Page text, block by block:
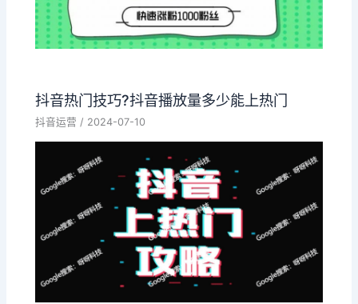
抖音热门技巧?抖音播放量多少能上热门
抖音运营 / 2024-07-10